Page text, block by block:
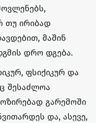
თუ ირიბად
მაშინ
დრო დგება.
ფსიქიკურ და
შესაძლოა
გარემოში
და, ასევე,